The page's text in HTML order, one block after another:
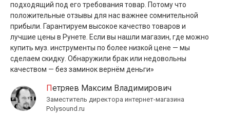
подходящий под его требования товар. Потому что
положительные отзывы для нас важнее сомнительной
прибыли. Гарантируем высокое качество товаров и
лучшие цены в Рунете. Если вы нашли магазин, где можно
купить муз. инструменты по более низкой цене — мы
сделаем скидку. Обнаружили брак или недовольны
качеством — без заминок вернём деньги»
Петряев Максим Владимирович
Заместитель директора интернет-магазина
Polysound.ru